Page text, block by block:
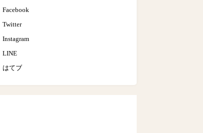
Facebook
Twitter
Instagram
LINE
はてブ